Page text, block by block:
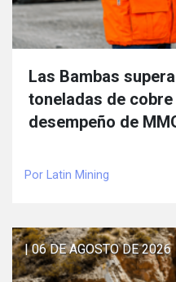
Las Bambas
toneladas de
desempeño de
Por Latin Mining
| 06 DE AGOSTO DE 2026